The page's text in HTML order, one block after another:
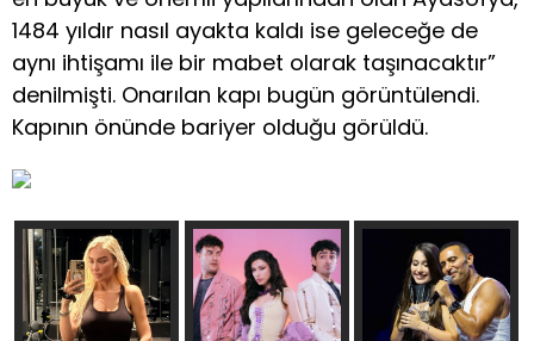
1484 yıldır nasıl ayakta kaldı ise geleceğe de
aynı ihtişamı ile bir mabet olarak taşınacaktır”
denilmişti. Onarılan kapı bugün görüntülendi.
Kapının önünde bariyer olduğu görüldü.